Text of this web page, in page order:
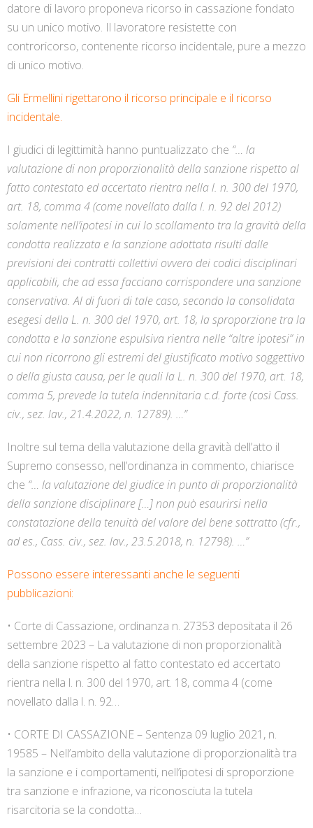
datore di lavoro proponeva ricorso in cassazione fondato
su un unico motivo. Il lavoratore resistette con
controricorso, contenente ricorso incidentale, pure a mezzo
di unico motivo.
Gli Ermellini rigettarono il ricorso principale e il ricorso
incidentale.
I giudici di legittimità hanno puntualizzato che “… la
valutazione di non proporzionalità della sanzione rispetto al
fatto contestato ed accertato rientra nella l. n. 300 del 1970,
art. 18, comma 4 (come novellato dalla l. n. 92 del 2012)
solamente nell’ipotesi in cui lo scollamento tra la gravità della
condotta realizzata e la sanzione adottata risulti dalle
previsioni dei contratti collettivi ovvero dei codici disciplinari
applicabili, che ad essa facciano corrispondere una sanzione
conservativa. Al di fuori di tale caso, secondo la consolidata
esegesi della L. n. 300 del 1970, art. 18, la sproporzione tra la
condotta e la sanzione espulsiva rientra nelle “altre ipotesi” in
cui non ricorrono gli estremi del giustificato motivo soggettivo
o della giusta causa, per le quali la L. n. 300 del 1970, art. 18,
comma 5, prevede la tutela indennitaria c.d. forte (così Cass.
civ., sez. lav., 21.4.2022, n. 12789). …”
Inoltre sul tema della valutazione della gravità dell’atto il
Supremo consesso, nell’ordinanza in commento, chiarisce
che “… la valutazione del giudice in punto di proporzionalità
della sanzione disciplinare […] non può esaurirsi nella
constatazione della tenuità del valore del bene sottratto (cfr.,
ad es., Cass. civ., sez. lav., 23.5.2018, n. 12798). …”
Possono essere interessanti anche le seguenti
pubblicazioni:
• Corte di Cassazione, ordinanza n. 27353 depositata il 26
settembre 2023 – La valutazione di non proporzionalità
della sanzione rispetto al fatto contestato ed accertato
rientra nella l. n. 300 del 1970, art. 18, comma 4 (come
novellato dalla l. n. 92…
• CORTE DI CASSAZIONE – Sentenza 09 luglio 2021, n.
19585 – Nell’ambito della valutazione di proporzionalità tra
la sanzione e i comportamenti, nell’ipotesi di sproporzione
tra sanzione e infrazione, va riconosciuta la tutela
risarcitoria se la condotta…